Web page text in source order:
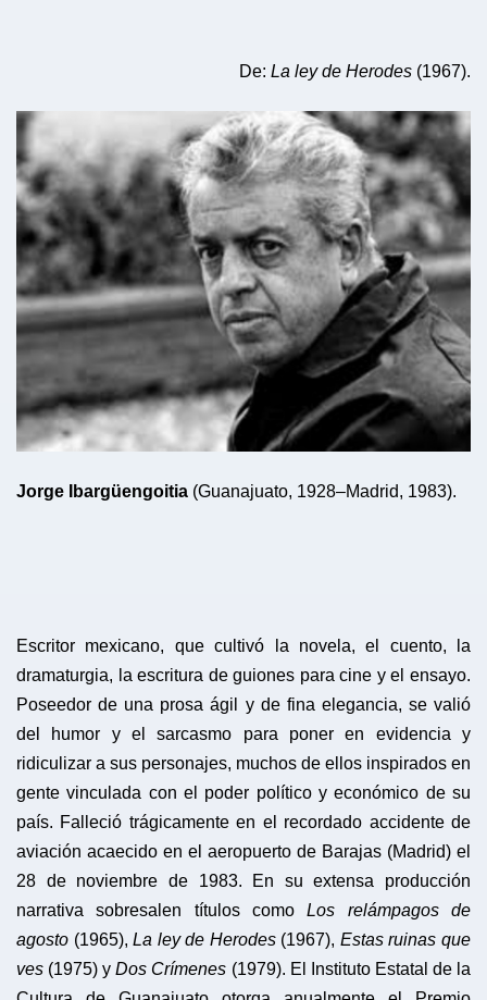
De: La ley de Herodes (1967).
Jorge Ibargüengoitia (Guanajuato, 1928–Madrid, 1983).
Escritor mexicano, que cultivó la novela, el cuento, la
dramaturgia, la escritura de guiones para cine y el ensayo.
Poseedor de una prosa ágil y de fina elegancia, se valió
del humor y el sarcasmo para poner en evidencia y
ridiculizar a sus personajes, muchos de ellos inspirados en
gente vinculada con el poder político y económico de su
país. Falleció trágicamente en el recordado accidente de
aviación acaecido en el aeropuerto de Barajas (Madrid) el
28 de noviembre de 1983. En su extensa producción
narrativa sobresalen títulos comoLos relámpagos de
agosto (1965),La ley de Herodes(1967), Estas ruinas que
ves (1975) yDos Crímenes (1979). El Instituto Estatal de la